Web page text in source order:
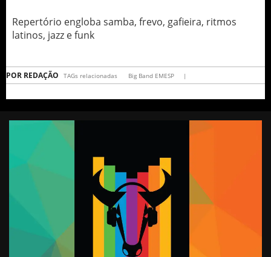
Repertório engloba samba, frevo, gafieira, ritmos
latinos, jazz e funk
POR REDAÇÃO TAGs relacionadas Big Band EMESP |